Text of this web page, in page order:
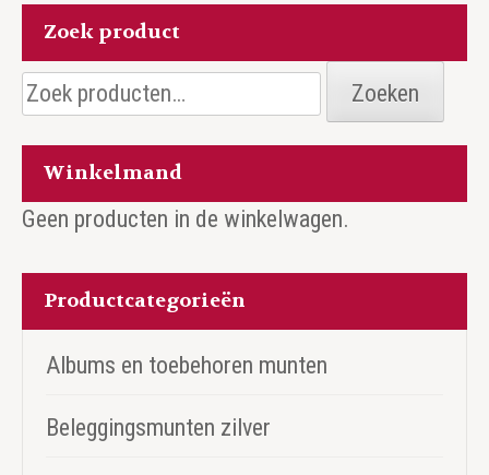
Zoek product
Zoeken
naar:
Zoeken
Winkelmand
Geen producten in de winkelwagen.
Productcategorieën
Albums en toebehoren munten
Beleggingsmunten zilver